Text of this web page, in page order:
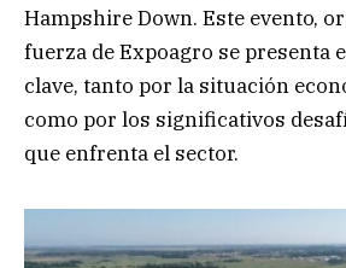
Hampshire Down. Este evento,
fuerza de Expoagro se presenta
clave, tanto por la situación
como por los significativos
que enfrenta el sector.